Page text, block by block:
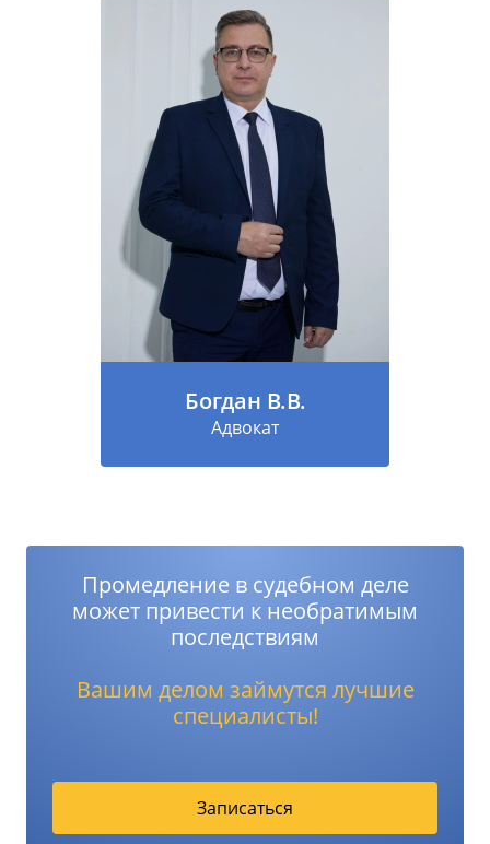
Богдан В.В.
Адвокат
Промедление в судебном деле
может привести к необратимым
последствиям
Вашим делом займутся лучшие
специалисты!
Записаться